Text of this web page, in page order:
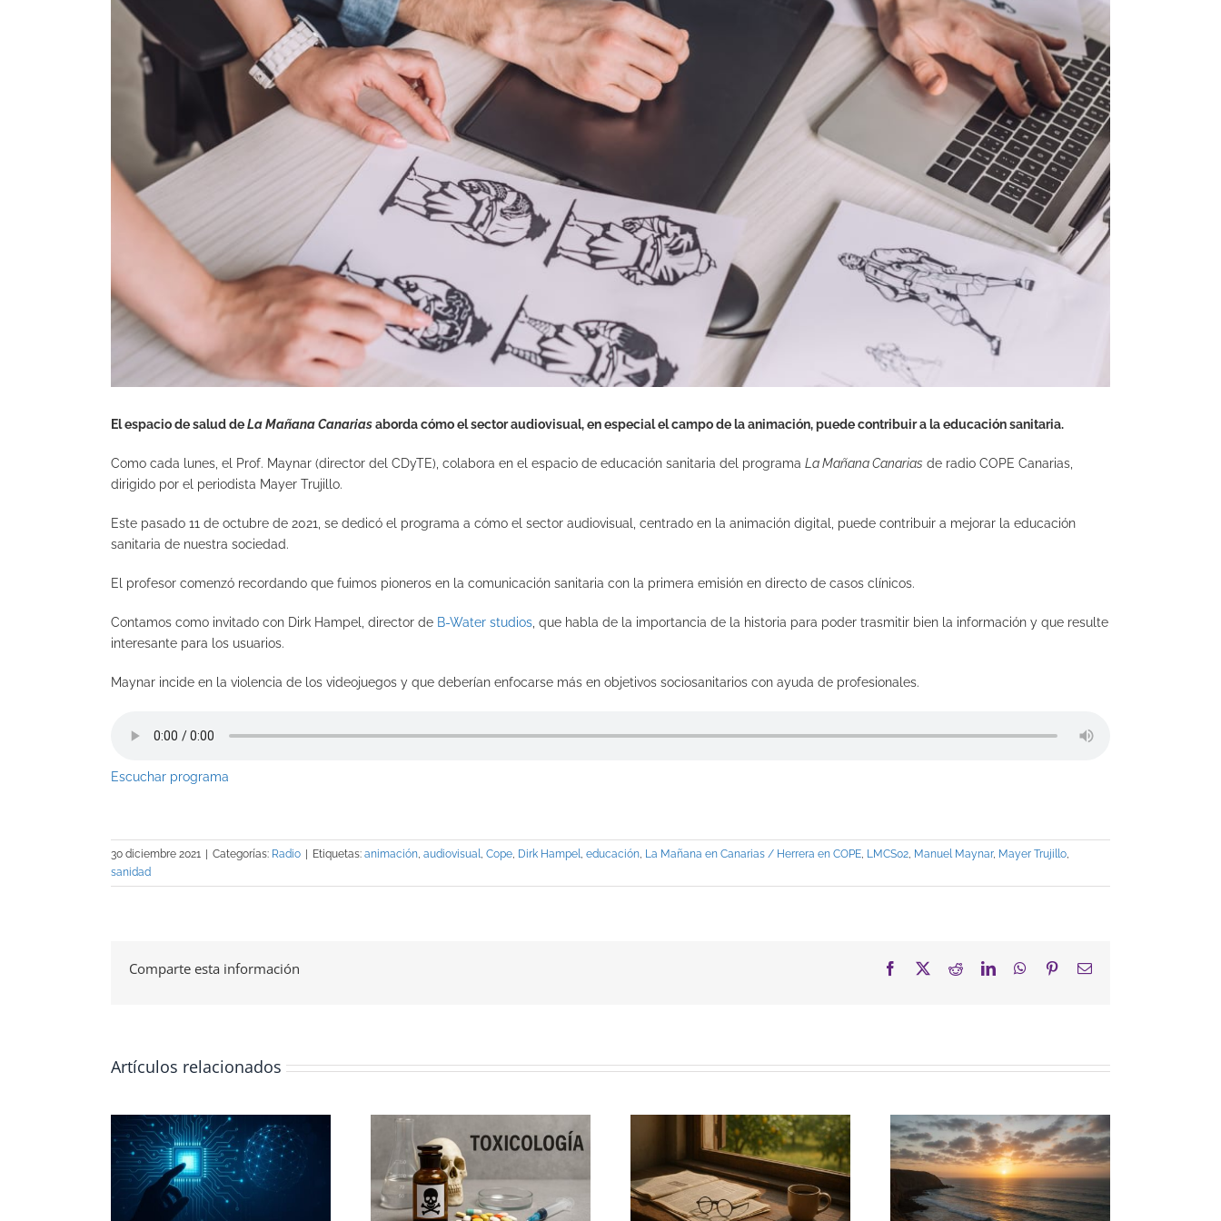
El espacio de salud deLa Mañana Canariasaborda cómo el sector audiovisual, en especial el campo de la animación, puede contribuir a la educación sanitaria.
Como cada lunes, el Prof. Maynar (director del CDyTE), colabora en el espacio de educación sanitaria del programa La Mañana Canarias de radio COPE Canarias,
dirigido por el periodista Mayer Trujillo.
Este pasado 11 de octubre de 2021, se dedicó el programa a cómo el sector audiovisual, centrado en la animación digital, puede contribuir a mejorar la educación
sanitaria de nuestra sociedad.
El profesor comenzó recordando que fuimos pioneros en la comunicación sanitaria con la primera emisión en directo de casos clínicos.
Contamos como invitado con Dirk Hampel, director de B-Water studios , que habla de la importancia de la historia para poder trasmitir bien la información y que resulte
interesante para los usuarios.
Maynar incide en la violencia de los videojuegos y que deberían enfocarse más en objetivos sociosanitarios con ayuda de profesionales.
Escuchar programa
30 diciembre 2021 Categorías: Radio Etiquetas: animación, audiovisual, Cope, Dirk Hampel, educación, La Mañana en Canarias / Herrera en COPE, LMCS02, Manuel Maynar, Mayer Trujillo,
sanidad
Comparte esta información Facebook RedditLinkedInWhatsApp
PinterestCorreo
Artículos relacionados